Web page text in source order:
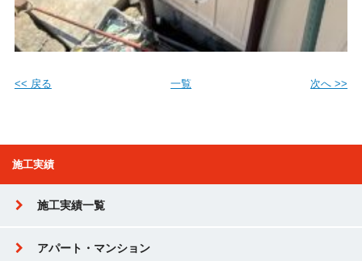
<< 戻る 一覧 次へ >>
施工実績
施工実績一覧
アパート・マンション